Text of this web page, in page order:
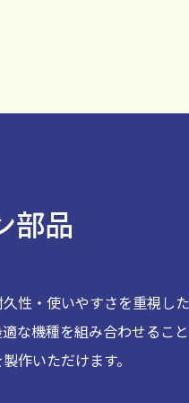
部品
性・使いやすさを重視した
な機種を組み合わせること
作いただけます。